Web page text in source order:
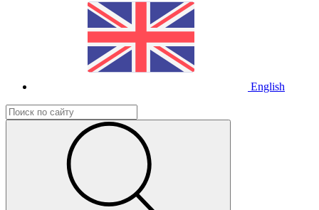
English